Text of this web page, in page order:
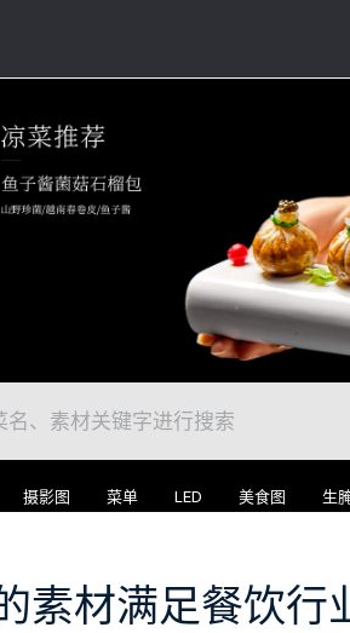
摄影图 菜单 LED 美食图 生
素材满足餐饮行